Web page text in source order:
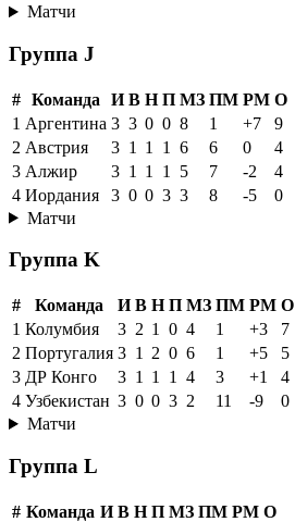
Матчи
Группа J
# Команда И В Н П МЗ ПМ РМ О
1 Аргентина 3 3 0 0 8 1 +7
9
2 Австрия 3 1 1 1 6 6 0
4
3 Алжир 3 1 1 1 5 7 -2
4
4 Иордания 3 0 0 3 3 8 -5
0
Матчи
Группа K
# Команда И В Н П МЗ ПМ РМ О
1 Колумбия 3 2 1 0 4 1 +3
7
2 Португалия 3 1 2 0 6 1 +5
5
3 ДР Конго 3 1 1 1 4 3 +1
4
4 Узбекистан 3 0 0 3 2 11 -9
0
Матчи
Группа L
# Команда И В Н П МЗ ПМ РМ О